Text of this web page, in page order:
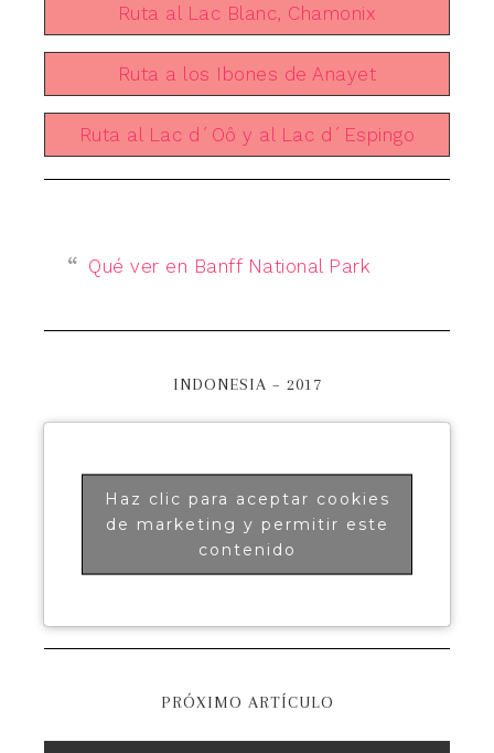
Ruta al Lac Blanc, Chamonix
Ruta a los Ibones de Anayet
Ruta al Lac d´Oô y al Lac d´Espingo
Qué ver en Banff National Park
INDONESIA – 2017
Haz clic para aceptar cookies
de marketing y permitir este
contenido
PRÓXIMO ARTÍCULO